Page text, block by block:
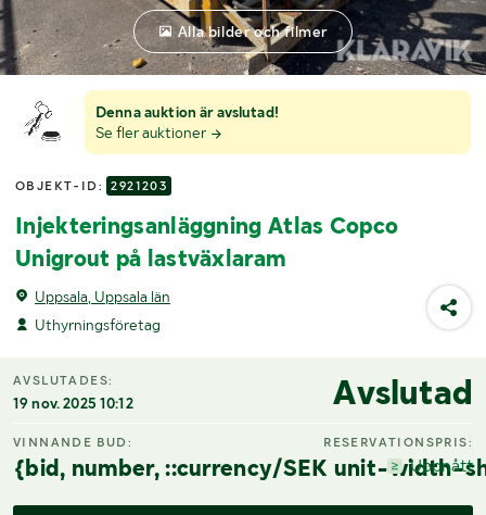
Denna auktion är avslutad!
Se fler auktioner
OBJEKT-ID: 2921203
Injekteringsanläggning Atlas Copco
Unigrout på lastväxlaram
Uppsala, Uppsala län
Uthyrningsföretag
Alla bilder och filmer
AVSLUTADES:
19 nov. 2025 10:12 Avslutad
VINNANDE BUD:
{bid, number, ::currency/SEK unit-width-
RESERVATIONSPRIS:
Uppnått